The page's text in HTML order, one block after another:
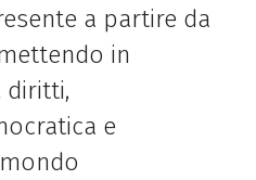
a partire da
in
diritti,
e